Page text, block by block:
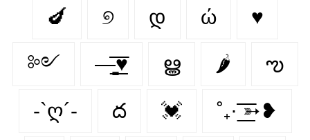
🍆 ୭ დ ώ ♥︎
༻ —̳͟͞͞♥ ൠ 🌶 ఌ︎
-`ღ´- ద 💓 ˚₊· ͟͟͞͞➳❥